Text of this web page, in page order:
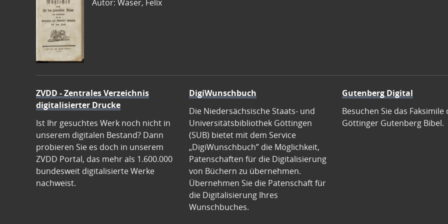
Autor: Waser, Felix
ZVDD - Zentrales Verzeichnis
digitalisierter Drucke
Ist Ihr gesuchtes Werk noch nicht in
unserem digitalen Bestand? Dann
probieren Sie es doch in unserem
ZVDD Portal, das mehr als 1.600.000
bundesweit digitalisierte Werke
nachweist.
DigiWunschbuch
Die Niedersächsische Staats- und
Universitätsbibliothek Göttingen
(SUB) bietet mit dem Service
„DigiWunschbuch” die Möglichkeit,
Patenschaften für die Digitalisierung
von Büchern zu übernehmen.
Übernehmen Sie die Patenschaft für
die Digitalisierung Ihres
Wunschbuches.
Gutenberg Digital
Besuchen Sie das Faksimile
Göttinger Gutenberg Bibel.